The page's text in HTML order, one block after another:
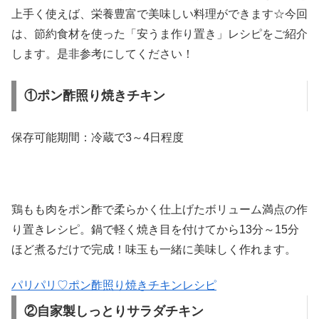
上手く使えば、栄養豊富で美味しい料理ができます☆今回
は、節約食材を使った「安うま作り置き」レシピをご紹介
します。是非参考にしてください！
①ポン酢照り焼きチキン
保存可能期間：冷蔵で3～4日程度
鶏もも肉をポン酢で柔らかく仕上げたボリューム満点の作
り置きレシピ。鍋で軽く焼き目を付けてから13分～15分
ほど煮るだけで完成！味玉も一緒に美味しく作れます。
パリパリ♡ポン酢照り焼きチキンレシピ
②自家製しっとりサラダチキン